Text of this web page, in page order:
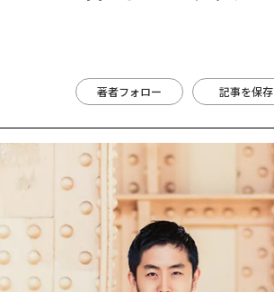
著者フォロー 記事を保存